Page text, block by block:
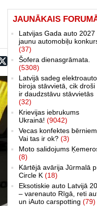
JAUNĀKAIS
Latvijas Gada auto 2027
jaunu automobiļu
(37)
Šofera dienasgrāmata.
(5308)
Latvijā sadeg elektroauto
biroja stāvvietā, cik droši
ir daudzstāvu stāvvietās
(32)
Krievijas iebrukums
Ukrainā! (9042)
Vecas konfektes
Vai tas ir ok? (3)
Moto salidojums
(8)
Kārtējā avārija Jūrmalā
Circle K (18)
Eksotiskie auto Latvijā
– varenauto Rīgā, reti
un iAuto carspotting (79)